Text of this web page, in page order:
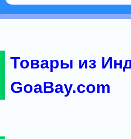
Товары из
GoaBay.com